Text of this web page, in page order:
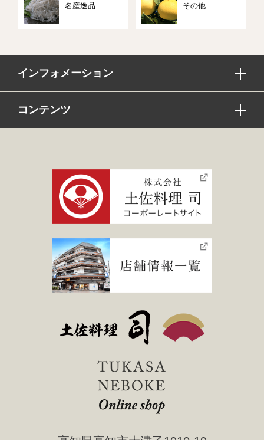
名産逸品 その他
インフォメーション
コンテンツ